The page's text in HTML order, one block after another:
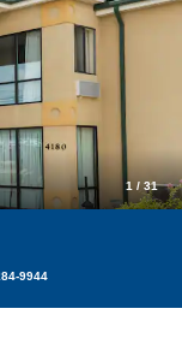
1 / 31
9944